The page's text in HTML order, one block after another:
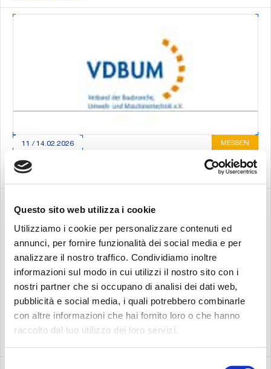
Questo sito web utilizza i cookie
Utilizziamo i cookie per personalizzare contenuti ed
annunci, per fornire funzionalità dei social media e per
analizzare il nostro traffico. Condividiamo inoltre
informazioni sul modo in cui utilizzi il nostro sito con i
nostri partner che si occupano di analisi dei dati web,
pubblicità e social media, i quali potrebbero combinarle
con altre informazioni che hai fornito loro o che hanno
raccolto dal tuo utilizzo dei loro servizi.
11 / 14.02.2026
54. VDBUM
Großseminar
MESSEN